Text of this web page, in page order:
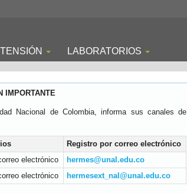
LABORATORIOS
IMPORTANTE
Nacional de Colombia, informa sus canales de
Registro por correo electrónico
electrónico
hermes@unal.edu.co
electrónico hermesext_nal@unal.edu.co